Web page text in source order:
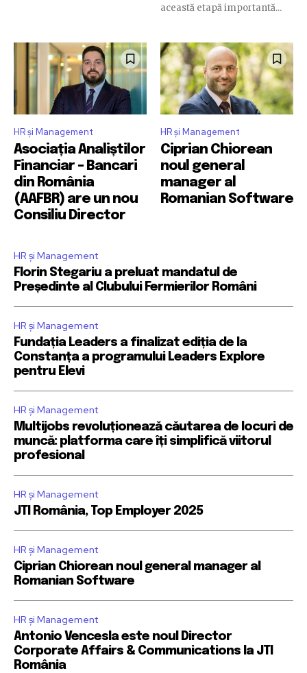
această etapă importantă...
HR și Management
Asociația Analiștilor
Financiar – Bancari
din România
(AAFBR) are un nou
Consiliu Director
HR și Management
Ciprian Chiorean
noul general
manager al
Romanian Software
HR și Management
Florin Stegariu a preluat mandatul de
Președinte al Clubului Fermierilor Români
HR și Management
Fundația Leaders a finalizat ediția de la
Constanța a programului Leaders Explore
pentru Elevi
HR și Management
Multijobs revoluționează căutarea de locuri de
muncă: platforma care îți simplifică viitorul
profesional
HR și Management
JTI România, Top Employer 2025
HR și Management
Ciprian Chiorean noul general manager al
Romanian Software
HR și Management
Antonio Vencesla este noul Director
Corporate Affairs & Communications la JTI
România